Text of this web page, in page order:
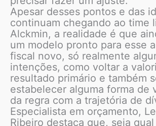
Apesar desses pontos e das
continuam chegando ao time
Alckmin, a realidade é que
um modelo pronto para esse
fiscal novo, só realmente
intenções, como voltar a
resultado primário e também
estabelecer alguma forma de
da regra com a trajetória de
Especialista em orçamento,
Ribeiro destaca que, seja